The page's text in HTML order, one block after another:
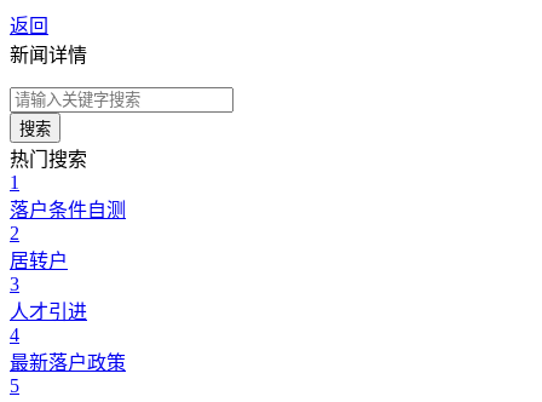
返回
新闻详情
搜索
热门搜索
1
落户条件自测
2
居转户
3
人才引进
4
最新落户政策
5